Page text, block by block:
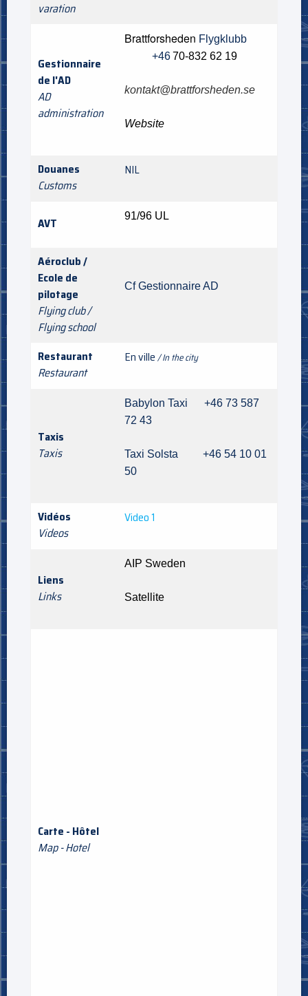
varation
Gestionnaire
de l'AD
AD
administration
Brattforsheden Flygklubb
+4670-832 62 19
kontakt@brattforsheden.se
Website
Douanes
Customs
NIL
AVT 91/96 UL
Aéroclub /
Ecole de
pilotage
Flying club /
Flying school
Cf Gestionnaire AD
Restaurant
Restaurant
En ville/ In the city
Taxis
Taxis
Babylon Taxi +46 73 587
72 43
Taxi Solsta +46 54 10 01
50
Vidéos
Videos
Video 1
Liens
Links
AIP Sweden
Satellite
Carte - Hôtel
Map - Hotel